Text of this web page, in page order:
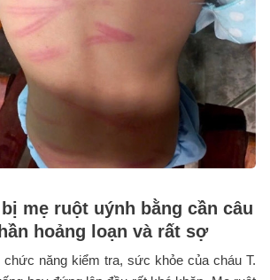
mẹ ruột uýnh bằng cần câu
hoảng loạn và rất sợ
năng kiểm tra, sức khỏe của cháu T.